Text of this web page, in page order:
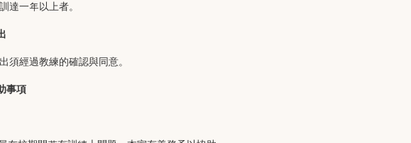
達一年以上者。
須經過教練的確認與同意。
事項